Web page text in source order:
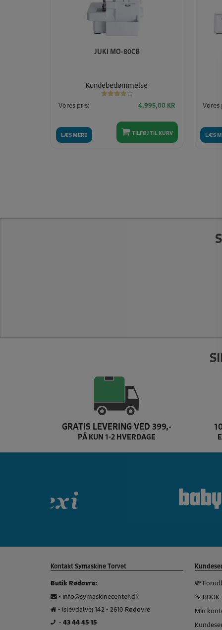
JUKI MO-80CB
Kundebedømmelse
LÆS MERE
Vores pris: 4.995,00 KR
TILFØJ TIL KURV LÆS
Vores
GRATIS LEVERING VED 399,-
PÅ KUN 1-2 HVERDAGE
Kontakt Symaskine Torvet
Butik Rødovre:
- info@symaskinecenter.dk
- Islevdalvej 142 - 2610 Rødovre
- 43 44 45 15
💸
🔧 BOOK
Min